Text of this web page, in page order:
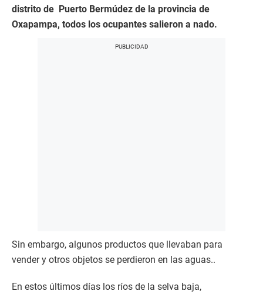
distrito de Puerto Bermúdez de la provincia de
Oxapampa, todos los ocupantes salieron a nado.
Sin embargo, algunos productos que llevaban para
vender y otros objetos se perdieron en las aguas..
En estos últimos días los ríos de la selva baja,